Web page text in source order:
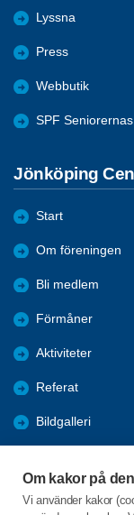
Om kakor på
Vi använder kakor
Lyssna
Press
Webbutik
SPF
Jönköping
Start
Om föreningen
Bli medlem
Förmåner
Aktiviteter
Referat
Bildgalleri